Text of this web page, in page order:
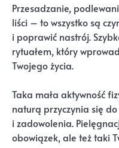
Przesadzanie,
liści – to wszystko są
i poprawić nastrój.
rytuałem, który
Twojego życia.
Taka mała aktywność
naturą przyczynia się
i zadowolenia.
obowiązek, ale też taki